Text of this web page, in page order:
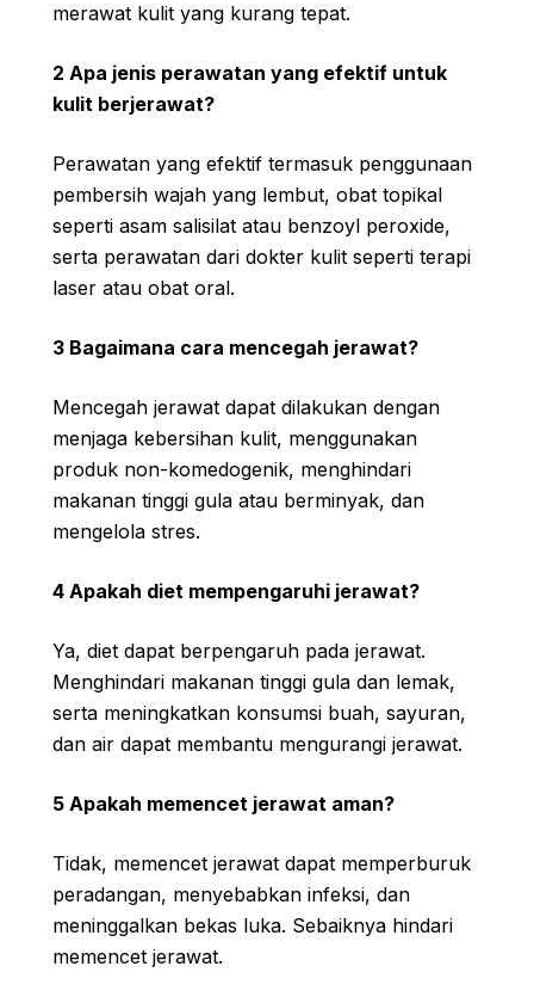
merawat kulit yang kurang tepat.
2 Apa jenis perawatan yang efektif untuk
kulit berjerawat?
Perawatan yang efektif termasuk penggunaan
pembersih wajah yang lembut, obat topikal
seperti asam salisilat atau benzoyl peroxide,
serta perawatan dari dokter kulit seperti terapi
laser atau obat oral.
3 Bagaimana cara mencegah jerawat?
Mencegah jerawat dapat dilakukan dengan
menjaga kebersihan kulit, menggunakan
produk non-komedogenik, menghindari
makanan tinggi gula atau berminyak, dan
mengelola stres.
4 Apakah diet mempengaruhi jerawat?
Ya, diet dapat berpengaruh pada jerawat.
Menghindari makanan tinggi gula dan lemak,
serta meningkatkan konsumsi buah, sayuran,
dan air dapat membantu mengurangi jerawat.
5 Apakah memencet jerawat aman?
Tidak, memencet jerawat dapat memperburuk
peradangan, menyebabkan infeksi, dan
meninggalkan bekas luka. Sebaiknya hindari
memencet jerawat.